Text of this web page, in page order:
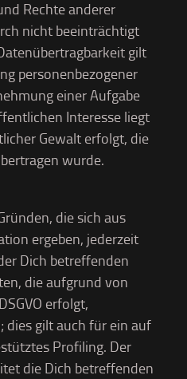
Rechte anderer
nicht beeinträchtigt
gilt
personenbezogener
einer Aufgabe
Interesse liegt
Gewalt erfolgt, die
wurde.
die sich aus
ergeben, jederzeit
Dich betreffenden
die aufgrund von
erfolgt,
dies gilt auch für ein auf
Profiling. Der
die Dich betreffenden